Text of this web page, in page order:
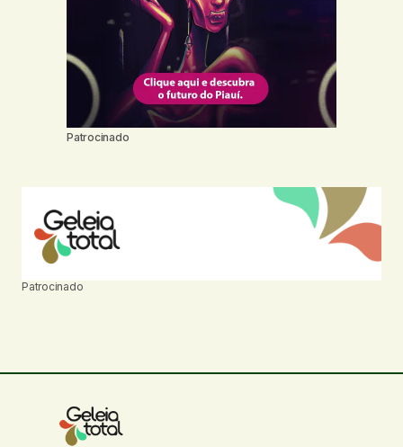
Patrocinado
Patrocinado